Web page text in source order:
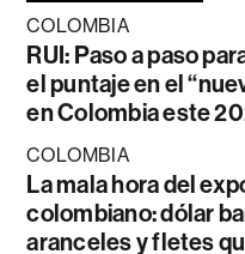
COLOMBIA
RUI: Paso a paso
el puntaje en el
en Colombia este
COLOMBIA
La mala hora del
colombiano: dólar
aranceles y fletes